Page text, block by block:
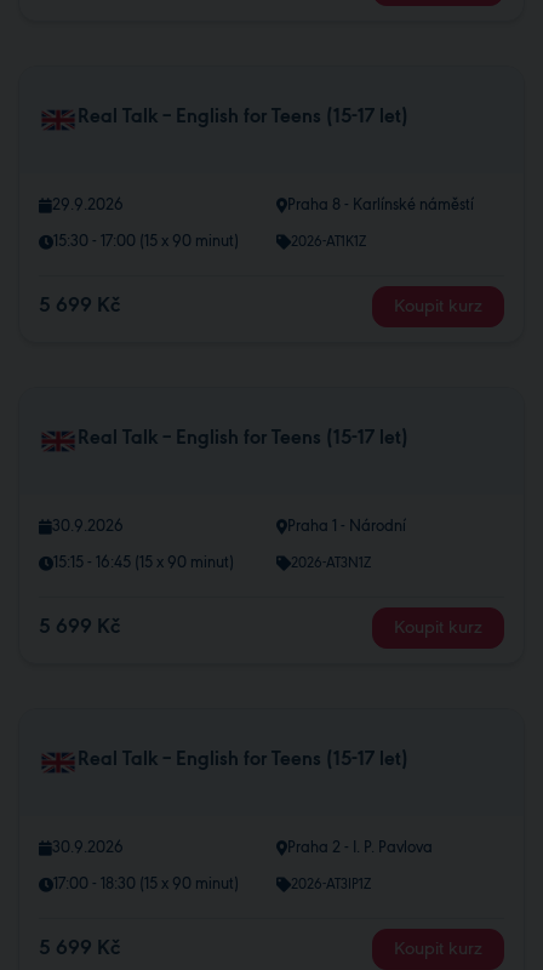
Real Talk – English for Teens (15-17 let)
29.9.2026 Praha 8 - Karlínské náměstí
15:30 - 17:00 (15 x 90 minut) 2026-AT1K1Z
5 699 Kč Koupit kurz
Real Talk – English for Teens (15-17 let)
30.9.2026 Praha 1 - Národní
15:15 - 16:45 (15 x 90 minut) 2026-AT3N1Z
5 699 Kč Koupit kurz
Real Talk – English for Teens (15-17 let)
30.9.2026 Praha 2 - I. P. Pavlova
17:00 - 18:30 (15 x 90 minut) 2026-AT3IP1Z
5 699 Kč Koupit kurz